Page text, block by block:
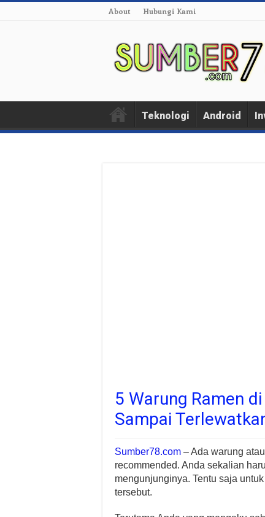
About Hubungi Kami
Teknologi Android
5 Warung Ramen
Sampai
Sumber78.com – Ada warung
recommended. Anda sekalian
mengunjunginya. Tentu saja
tersebut.